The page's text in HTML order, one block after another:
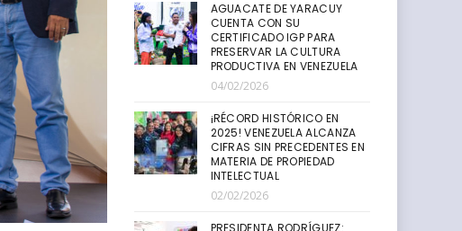
AGUACATE DE YARACUY
CUENTA CON SU
CERTIFICADO IGP PARA
PRESERVAR LA CULTURA
PRODUCTIVA EN VENEZUELA
04/02/2026
¡RÉCORD HISTÓRICO EN
2025! VENEZUELA ALCANZA
CIFRAS SIN PRECEDENTES EN
MATERIA DE PROPIEDAD
INTELECTUAL
02/02/2026
PRESIDENTA RODRÍGUEZ: